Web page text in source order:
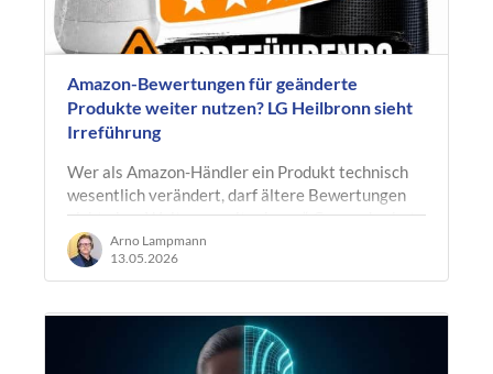
Amazon-Bewertungen für geänderte
Produkte weiter nutzen? LG Heilbronn sieht
Irreführung
Wer als Amazon-Händler ein Produkt technisch
wesentlich verändert, darf ältere Bewertungen
nicht ohne Weiteres „mitnehmen“. Genau das hat
das Landgericht Heilbronn…
Arno Lampmann
13.05.2026